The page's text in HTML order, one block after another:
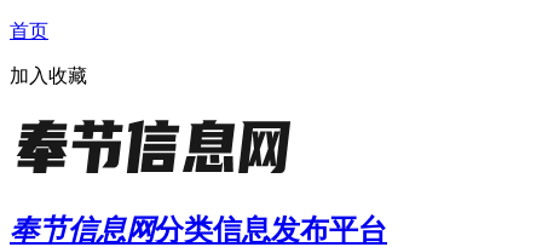
首页
加入收藏
奉节信息网分类信息发布平台